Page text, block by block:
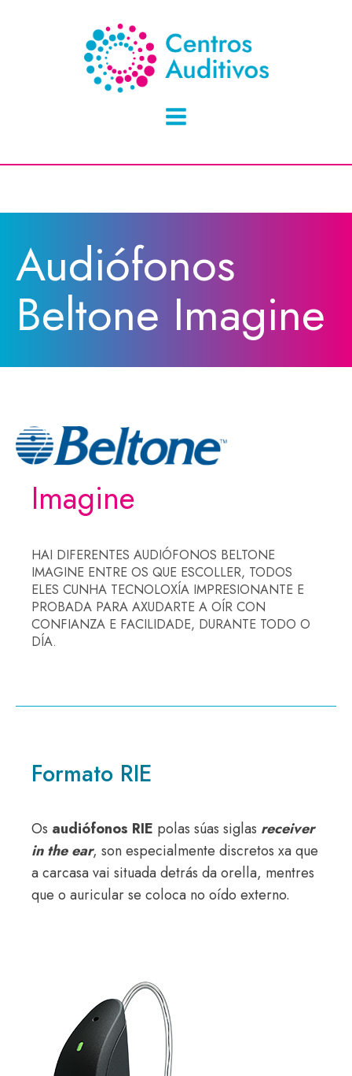
Audiófonos
Beltone Imagine
Imagine
HAI DIFERENTES AUDIÓFONOS BELTONE
IMAGINE ENTRE OS QUE ESCOLLER, TODOS
ELES CUNHA TECNOLOXÍA IMPRESIONANTE E
PROBADA PARA AXUDARTE A OÍR CON
CONFIANZA E FACILIDADE, DURANTE TODO O
DÍA.
Formato RIE
Os audiófonos RIE polas súas siglas receiver
in the ear, son especialmente discretos xa que
a carcasa vai situada detrás da orella, mentres
que o auricular se coloca no oído externo.